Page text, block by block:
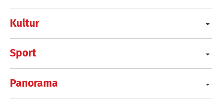
Kultur
Sport
Panorama